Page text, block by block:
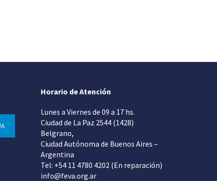
Horario de Atención
Lunes a Viernes de 09 a 17 hs.
Ciudad de La Paz 2544 (1428)
Belgrano,
Ciudad Autónoma de Buenos Aires –
Argentina
Tel: +54 11 4780 4202 (En reparación)
info@feva.org.ar